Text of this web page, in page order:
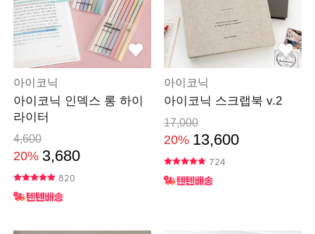
아이코닉
아이코닉 인덱스 롱 하이
라이터
4,600
20% 3,680
820
아이코닉
아이코닉 스크랩북 v.2
17,000
20% 13,600
724